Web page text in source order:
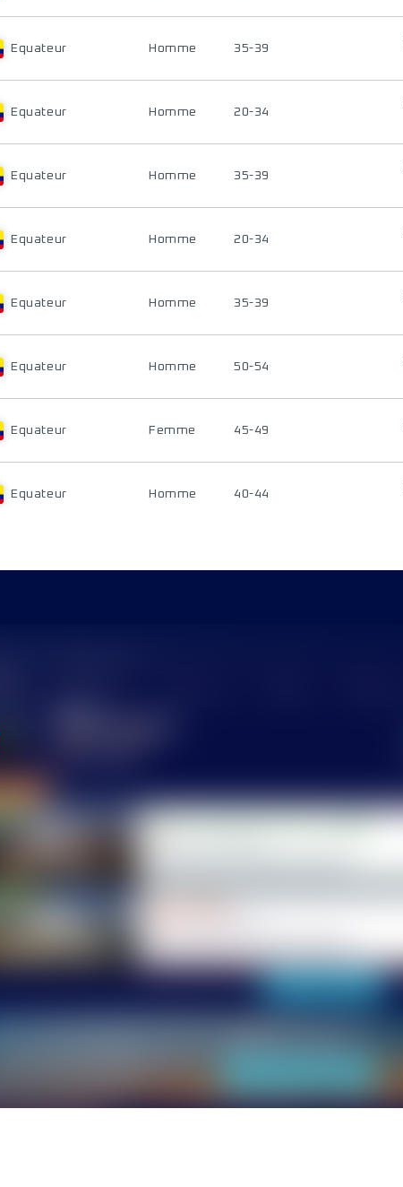
Equateur Homme 35-39
Equateur Homme 20-34
Equateur Homme 35-39
Equateur Homme 20-34
Equateur Homme 35-39
Equateur Homme 50-54
Equateur Femme 45-49
Equateur Homme 40-44